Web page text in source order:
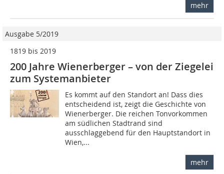
mehr
Ausgabe 5/2019
1819 bis 2019
200 Jahre Wienerberger – von der Ziegelei
zum Systemanbieter
Es kommt auf den Standort an! Dass dies
entscheidend ist, zeigt die Geschichte von
Wienerberger. Die reichen Tonvorkommen
am südlichen Stadtrand sind
ausschlaggebend für den Hauptstandort in
Wien,...
mehr